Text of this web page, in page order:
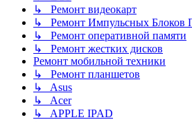
↳ Ремонт видеокарт
↳ Ремонт Импульсных Блоков
↳ Ремонт оперативной памяти
↳ Ремонт жестких дисков
Ремонт мобильной техники
↳ Ремонт планшетов
↳ Asus
↳ Acer
↳ APPLE IPAD